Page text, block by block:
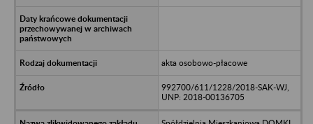
akta osobowo-płacowe
992700/611/1228/2018-SAK-WJ,
UNP: 2018-00136705